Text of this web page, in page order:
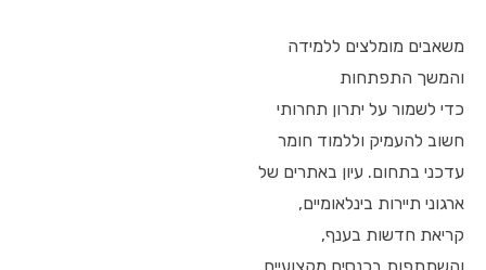
משאבים מומלצים ללמידה
והמשך התפתחות
כדי לשמור על יתרון תחרותי
חשוב להעמיק וללמוד חומר
עדכני בתחום. עיון באתרים של
ארגוני תיירות בינלאומיים,
קריאת חדשות בענף,